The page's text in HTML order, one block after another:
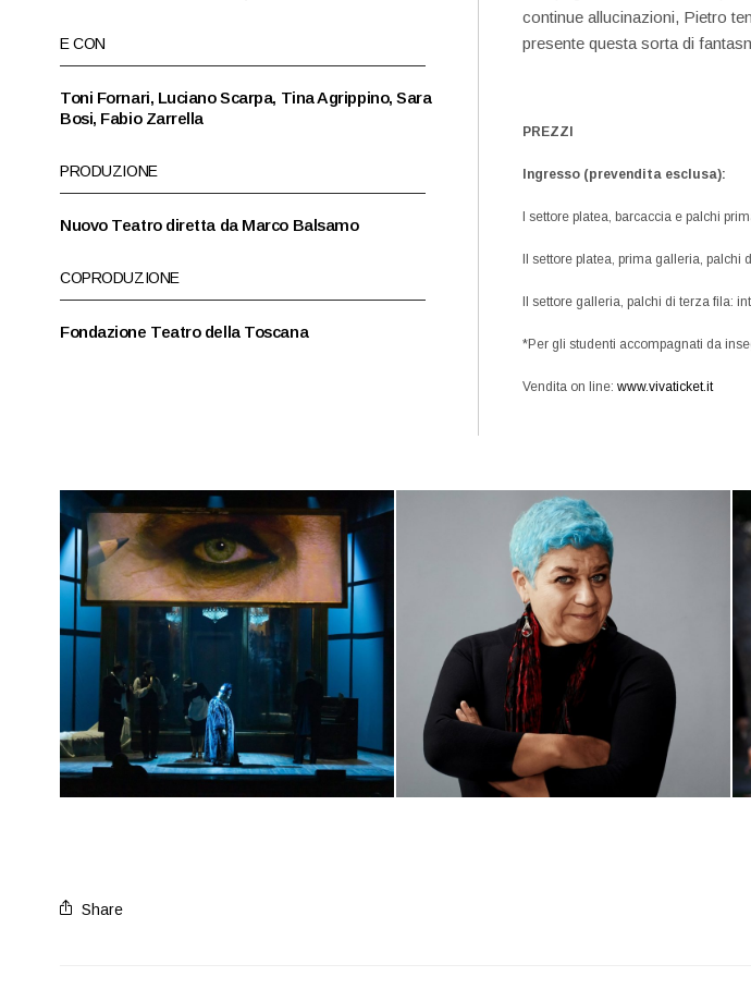
E CON
Toni Fornari, Luciano Scarpa, Tina Agrippino, Sara
Bosi, Fabio Zarrella
PRODUZIONE
Nuovo Teatro diretta da Marco Balsamo
COPRODUZIONE
Fondazione Teatro della Toscana
continue allucinazioni, Pietro
presente questa sorta di
PREZZI
Ingresso (prevendita esclusa):
I settore platea, barcaccia e palchi
II settore platea, prima galleria, palchi
II settore galleria, palchi di terza fila:
*Per gli studenti accompagnati da
Vendita on line: www.vivaticket.it
Share